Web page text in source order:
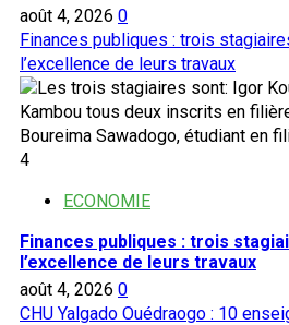
août 4, 2026 0
Finances publiques : trois
l’excellence de leurs travaux
4
ECONOMIE
Finances publiques : trois
l’excellence de leurs travaux
août 4, 2026 0
CHU Yalgado Ouédraogo : 10